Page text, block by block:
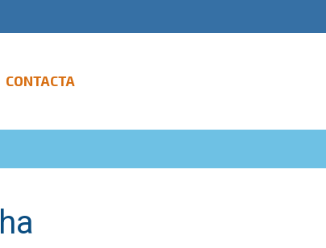
CONTACTA